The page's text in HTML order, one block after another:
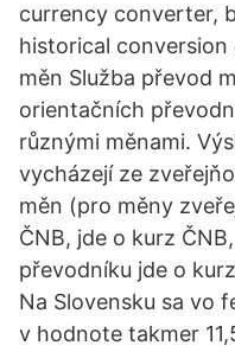
currency converter,
historical
měn Služba převod
orientačních
různými měnami.
vycházejí ze
měn (pro měny
ČNB, jde o kurz
převodníku jde o
Na Slovensku sa vo
v hodnote takmer